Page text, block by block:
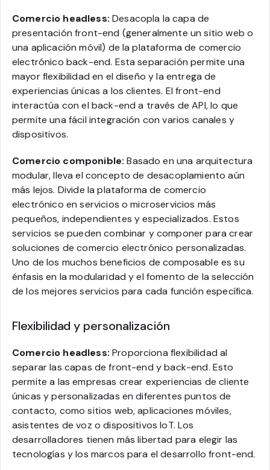
Comercio headless: Desacopla la capa de
presentación front-end (generalmente un sitio web o
una aplicación móvil) de la plataforma de comercio
electrónico back-end. Esta separación permite una
mayor flexibilidad en el diseño y la entrega de
experiencias únicas a los clientes. El front-end
interactúa con el back-end a través de API, lo que
permite una fácil integración con varios canales y
dispositivos.
Comercio componible: Basado en una arquitectura
modular, lleva el concepto de desacoplamiento aún
más lejos. Divide la plataforma de comercio
electrónico en servicios o microservicios más
pequeños, independientes y especializados. Estos
servicios se pueden combinar y componer para crear
soluciones de comercio electrónico personalizadas.
Uno de los muchos beneficios de composable es su
énfasis en la modularidad y el fomento de la selección
de los mejores servicios para cada función específica.
Flexibilidad y personalización
Comercio headless: Proporciona flexibilidad al
separar las capas de front-end y back-end. Esto
permite a las empresas crear experiencias de cliente
únicas y personalizadas en diferentes puntos de
contacto, como sitios web, aplicaciones móviles,
asistentes de voz o dispositivos IoT. Los
desarrolladores tienen más libertad para elegir las
tecnologías y los marcos para el desarrollo front-end.